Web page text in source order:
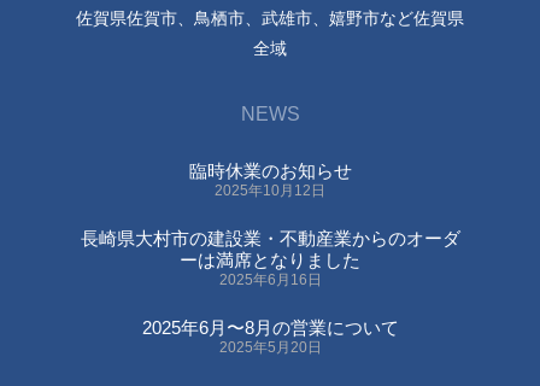
佐賀県佐賀市、鳥栖市、武雄市、嬉野市など佐賀県
全域
NEWS
臨時休業のお知らせ
2025年10月12日
長崎県大村市の建設業・不動産業からのオーダ
ーは満席となりました
2025年6月16日
2025年6月〜8月の営業について
2025年5月20日